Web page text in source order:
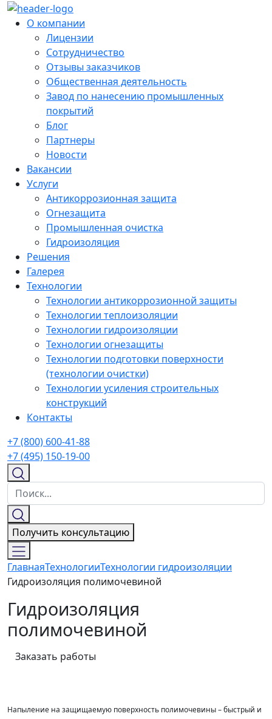
О компании
Лицензии
Сотрудничество
Отзывы заказчиков
Общественная деятельность
Завод по нанесению промышленных
покрытий
Блог
Партнеры
Новости
Вакансии
Услуги
Антикоррозионная защита
Огнезащита
Промышленная очистка
Гидроизоляция
Решения
Галерея
Технологии
Технологии антикоррозионной защиты
Технологии теплоизоляции
Технологии гидроизоляции
Технологии огнезащиты
Технологии подготовки поверхности
(технологии очистки)
Технологии усиления строительных
конструкций
Контакты
+7 (800) 600-41-88
+7 (495) 150-19-00
Получить консультацию
ГлавнаяТехнологииТехнологии гидроизоляции
Гидроизоляция полимочевиной
Гидроизоляция
полимочевиной
Заказать работы
Напыление на защищаемую поверхность полимочевины – быстрый и